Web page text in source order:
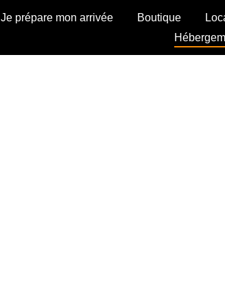
Je prépare mon arrivée Boutique